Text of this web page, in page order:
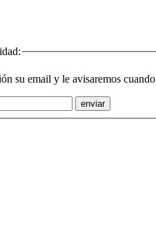
su email y le avisaremos cuando
enviar